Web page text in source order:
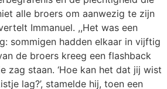
alle broers om aanwezig te zijn
Immanuel. ,,Het was een
sommigen hadden elkaar in vijftig
de broers kreeg een flashback
zag staan. ‘Hoe kan het dat jij wist
lag?’, stamelde hij, toen een